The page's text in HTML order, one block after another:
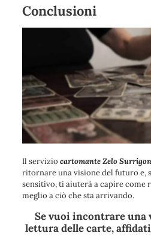
Conclusioni
Il servizio cartomante Zelo
ritornare una visione del futuro e,
sensitivo, ti aiuterà a capire come
meglio a ciò che sta arrivando.
Se vuoi incontrare una
lettura delle carte,